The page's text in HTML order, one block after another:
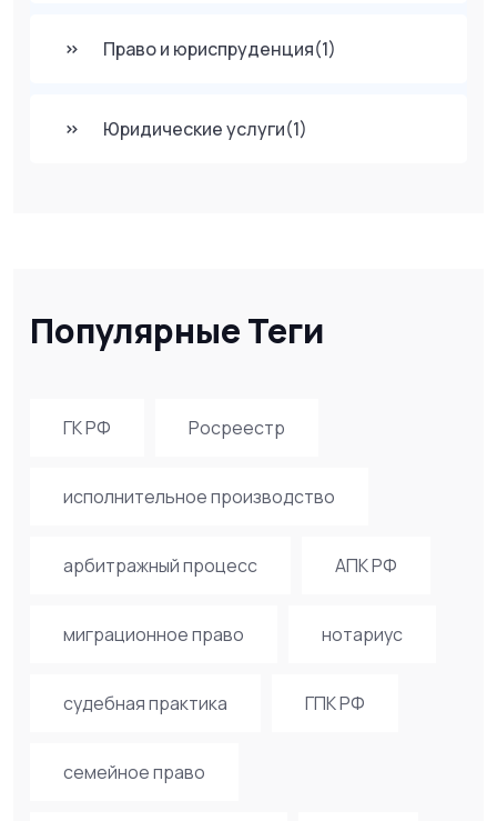
Право и юриспруденция(1)
Юридические услуги(1)
Популярные Теги
ГК РФ Росреестр
исполнительное производство
арбитражный процесс АПК РФ
миграционное право нотариус
судебная практика ГПК РФ
семейное право